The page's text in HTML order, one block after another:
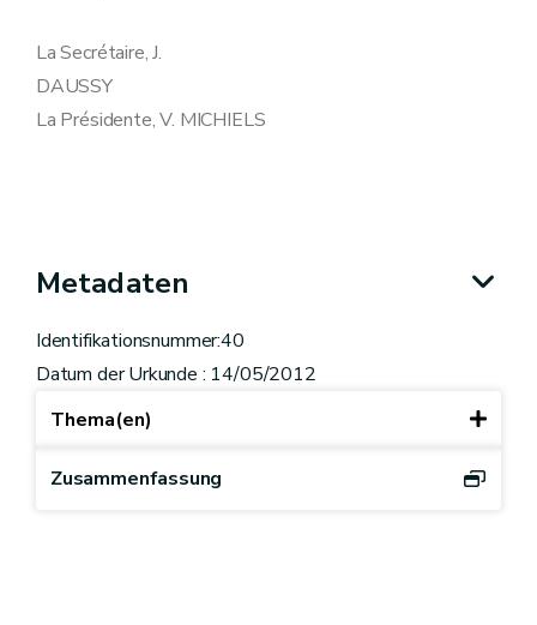
La Secrétaire, J.
La Présidente, V. MICHIELS
Metadaten
Identifikationsnummer:40
Datum der Urkunde : 14/05/2012
Thema(en)
Zusammenfassung